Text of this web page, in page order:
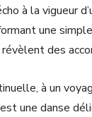
à la vigueur
une
des
à un
une danse